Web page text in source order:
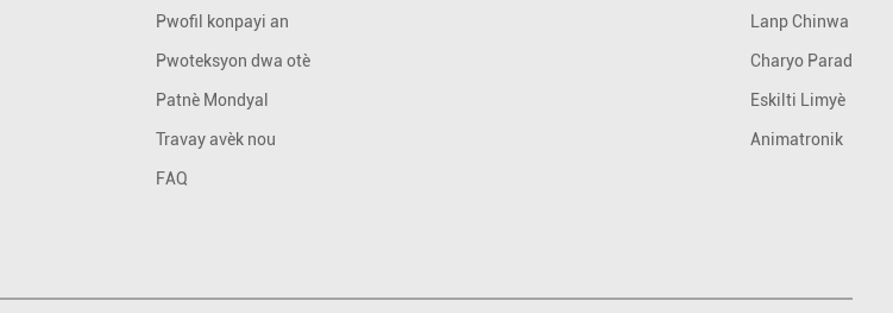
Pwofil konpayi an
Pwoteksyon dwa otè
Patnè Mondyal
Travay avèk nou
FAQ
Lanp Chinwa
Charyo Parad
Eskilti Limyè
Animatronik